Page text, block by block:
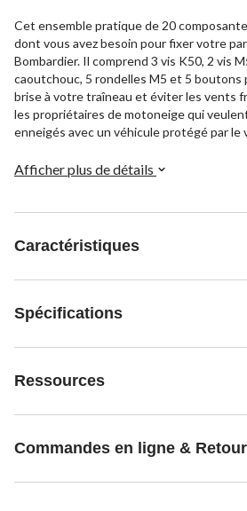
Cet ensemble pratique de 20
dont vous avez besoin pour fixer votre
Bombardier. Il comprend 3 vis K50, 2 vis
caoutchouc, 5 rondelles M5 et 5 boutons
brise à votre traîneau et éviter les vents
les propriétaires de motoneige qui
enneigés avec un véhicule protégé par le
Afficher plus de détails
Caractéristiques
Spécifications
Ressources
Commandes en ligne &